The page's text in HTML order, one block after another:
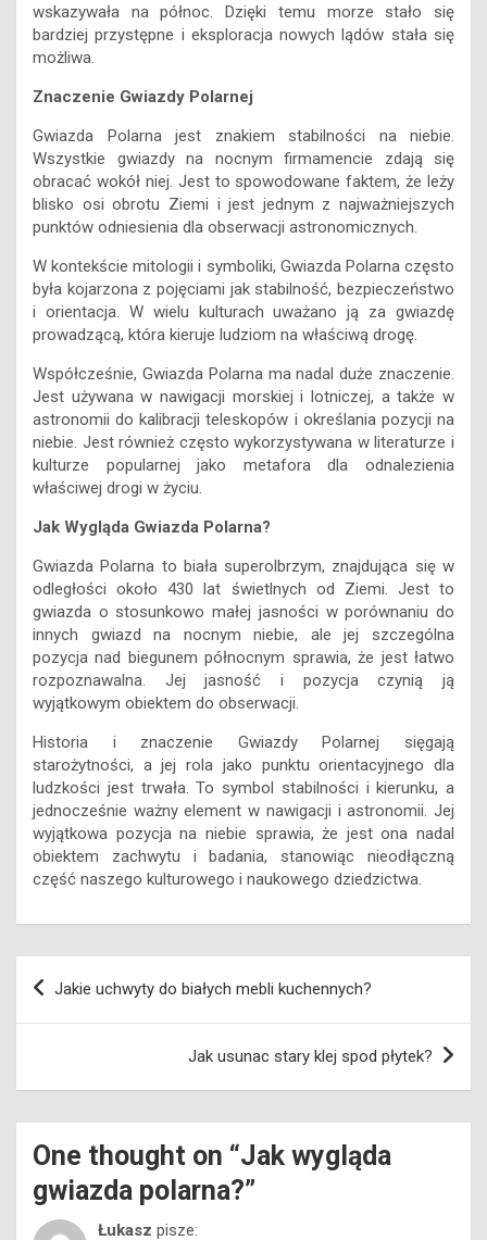
wskazywała na północ. Dzięki temu morze stało się
bardziej przystępne i eksploracja nowych lądów stała się
możliwa.
Znaczenie Gwiazdy Polarnej
Gwiazda Polarna jest znakiem stabilności na niebie.
Wszystkie gwiazdy na nocnym firmamencie zdają się
obracać wokół niej. Jest to spowodowane faktem, że leży
blisko osi obrotu Ziemi i jest jednym z najważniejszych
punktów odniesienia dla obserwacji astronomicznych.
W kontekście mitologii i symboliki, Gwiazda Polarna często
była kojarzona z pojęciami jak stabilność, bezpieczeństwo
i orientacja. W wielu kulturach uważano ją za gwiazdę
prowadzącą, która kieruje ludziom na właściwą drogę.
Współcześnie, Gwiazda Polarna ma nadal duże znaczenie.
Jest używana w nawigacji morskiej i lotniczej, a także w
astronomii do kalibracji teleskopów i określania pozycji na
niebie. Jest również często wykorzystywana w literaturze i
kulturze popularnej jako metafora dla odnalezienia
właściwej drogi w życiu.
Jak Wygląda Gwiazda Polarna?
Gwiazda Polarna to biała superolbrzym, znajdująca się w
odległości około 430 lat świetlnych od Ziemi. Jest to
gwiazda o stosunkowo małej jasności w porównaniu do
innych gwiazd na nocnym niebie, ale jej szczególna
pozycja nad biegunem północnym sprawia, że jest łatwo
rozpoznawalna. Jej jasność i pozycja czynią ją
wyjątkowym obiektem do obserwacji.
Historia i znaczenie Gwiazdy Polarnej sięgają
starożytności, a jej rola jako punktu orientacyjnego dla
ludzkości jest trwała. To symbol stabilności i kierunku, a
jednocześnie ważny element w nawigacji i astronomii. Jej
wyjątkowa pozycja na niebie sprawia, że jest ona nadal
obiektem zachwytu i badania, stanowiąc nieodłączną
część naszego kulturowego i naukowego dziedzictwa.
Nawigacja
wpisu
Jakie uchwyty do białych mebli kuchennych?
Jak usunac stary klej spod płytek?
One thought on “Jak wygląda
gwiazda polarna?”
Łukasz pisze: